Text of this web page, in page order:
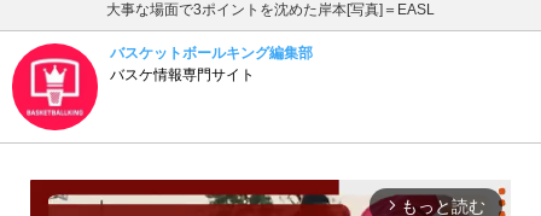
大事な場面で3ポイントを沈めた岸本[写真]＝EASL
バスケットボールキング編集部
バスケ情報専門サイト
arrow_forward_ios もっと読む